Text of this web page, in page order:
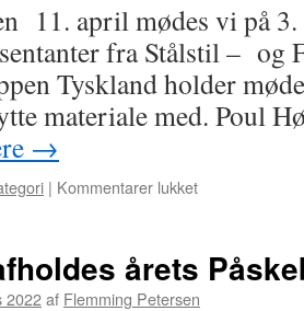
11. april mødes vi på
fra Stålstil – og
Tyskland holder
materiale med. Poul
→
| Kommentarer lukkettil
Mandag
aften
møde
årets
2022af Flemming Petersen